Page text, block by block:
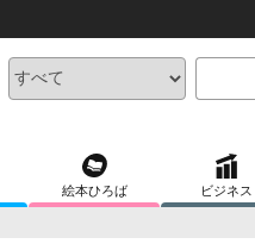
絵本ひろば ビジネス